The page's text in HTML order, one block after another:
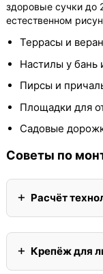
здоровые сучки до
естественном
Террасы и
Настилы у бань
Пирсы и
Площадки для
Садовые
Советы по
Расчёт
Крепёж для